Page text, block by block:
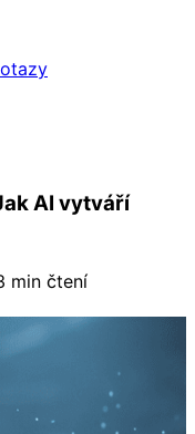
AI vytváří
min čtení